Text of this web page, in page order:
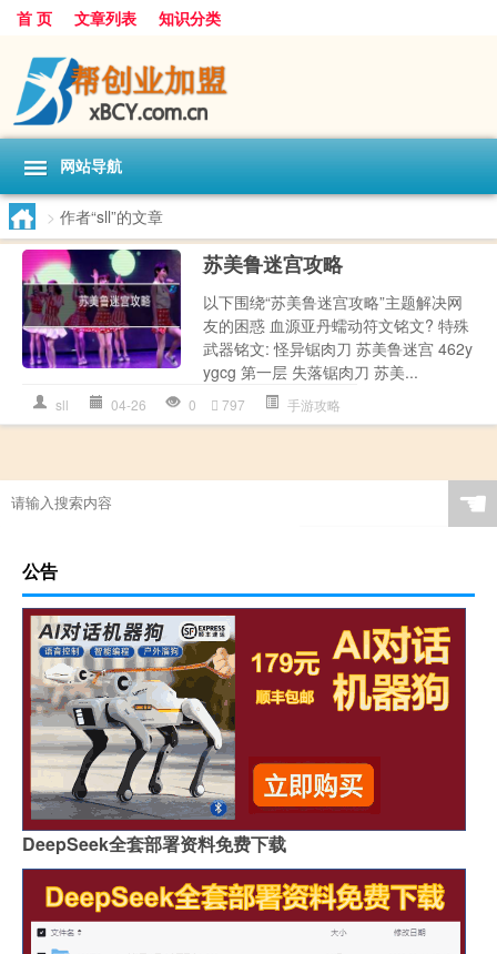
首 页 文章列表 知识分类
网站导航
> 作者“sll”的文章
苏美鲁迷宫攻略
以下围绕“苏美鲁迷宫攻略”主题解决网
友的困惑 血源亚丹蠕动符文铭文? 特殊
武器铭文: 怪异锯肉刀 苏美鲁迷宫 462y
ygcg 第一层 失落锯肉刀 苏美...
sll 04-26 0 797 手游攻略
☚
公告
DeepSeek全套部署资料免费下载